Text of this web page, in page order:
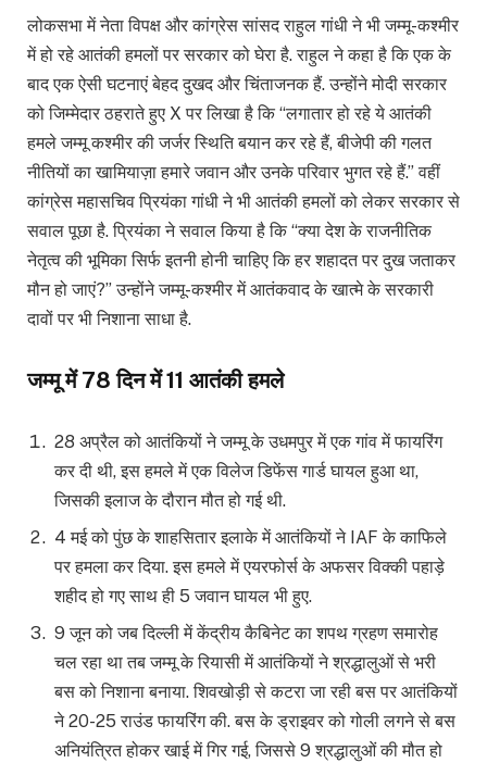
लोकसभा में नेता विपक्ष और कांग्रेस सांसद राहुल गांधी ने भी जम्मू-कश्मीर
में हो रहे आतंकी हमलों पर सरकार को घेरा है. राहुल ने कहा है कि एक के
बाद एक ऐसी घटनाएं बेहद दुखद और चिंताजनक हैं. उन्होंने मोदी सरकार
को जिम्मेदार ठहराते हुए X पर लिखा है कि “लगातार हो रहे ये आतंकी
हमले जम्मू कश्मीर की जर्जर स्थिति बयान कर रहे हैं, बीजेपी की गलत
नीतियों का खामियाज़ा हमारे जवान और उनके परिवार भुगत रहे हैं.” वहीं
कांग्रेस महासचिव प्रियंका गांधी ने भी आतंकी हमलों को लेकर सरकार से
सवाल पूछा है. प्रियंका ने सवाल किया है कि “क्या देश के राजनीतिक
नेतृत्व की भूमिका सिर्फ इतनी होनी चाहिए कि हर शहादत पर दुख जताकर
मौन हो जाएं?” उन्होंने जम्मू-कश्मीर में आतंकवाद के खात्मे के सरकारी
दावों पर भी निशाना साधा है.
जम्मू में 78 दिन में 11 आतंकी हमले
28 अप्रैल को आतंकियों ने जम्मू के उधमपुर में एक गांव में फायरिंग
कर दी थी, इस हमले में एक विलेज डिफेंस गार्ड घायल हुआ था,
जिसकी इलाज के दौरान मौत हो गई थी.
4 मई को पुंछ के शाहसितार इलाके में आतंकियों ने IAF के काफिले
पर हमला कर दिया. इस हमले में एयरफोर्स के अफसर विक्की पहाड़े
शहीद हो गए साथ ही 5 जवान घायल भी हुए.
9 जून को जब दिल्ली में केंद्रीय कैबिनेट का शपथ ग्रहण समारोह
चल रहा था तब जम्मू के रियासी में आतंकियों ने श्रद्धालुओं से भरी
बस को निशाना बनाया. शिवखोड़ी से कटरा जा रही बस पर आतंकियों
ने 20-25 राउंड फायरिंग की. बस के ड्राइवर को गोली लगने से बस
अनियंत्रित होकर खाई में गिर गई, जिससे 9 श्रद्धालुओं की मौत हो